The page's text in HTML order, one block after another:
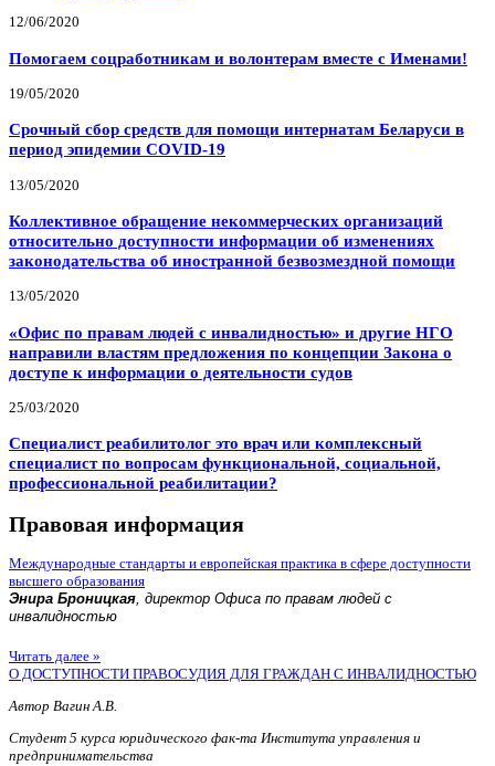
12/06/2020
Помогаем соцработникам и волонтерам вместе с Именами!
19/05/2020
Срочный сбор средств для помощи интернатам Беларуси в
период эпидемии COVID-19
13/05/2020
Коллективное обращение некоммерческих организаций
относительно доступности информации об изменениях
законодательства об иностранной безвозмездной помощи
13/05/2020
«Офис по правам людей с инвалидностью» и другие НГО
направили властям предложения по концепции Закона о
доступе к информации о деятельности судов
25/03/2020
Специалист реабилитолог это врач или комплексный
специалист по вопросам функциональной, социальной,
профессиональной реабилитации?
Правовая информация
Международные стандарты и европейская практика в сфере доступности
высшего образования
Энира Броницкая, директор Офиса по правам людей с
инвалидностью
Читать далее »
О ДОСТУПНОСТИ ПРАВОСУДИЯ ДЛЯ ГРАЖДАН С ИНВАЛИДНОСТЬЮ
Автор Вагин А.В.
Студент 5 курса юридического фак-та Института управления и
предпринимательства